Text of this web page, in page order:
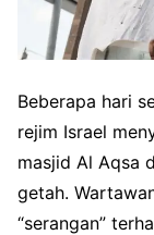
Beberapa hari
rejim Israel
masjid Al Aqsa
getah.
“serangan”